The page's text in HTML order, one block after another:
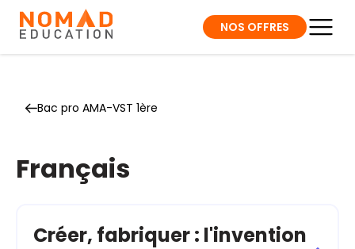
NOS OFFRES
Bac pro AMA-VST 1ère
Français
Créer, fabriquer : l'invention